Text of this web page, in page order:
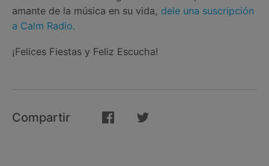
amante de la música en su vida, dele una suscripción
a Calm Radio.
¡Felices Fiestas y Feliz Escucha!
Compartir